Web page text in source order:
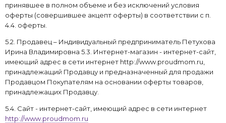
принявшее в полном объеме и без исключений условия
оферты (совершившее акцепт оферты) в соответствии с п.
4.4. оферты.
5.2. Продавец – Индивидуальный предприниматель Петухова
Ирина Владимировна 5.3. Интернет-магазин - интернет-сайт,
имеющий адрес в сети интернет http://www.proudmom.ru,
принадлежащий Продавцу и предназначенный для продажи
Продавцом Покупателям на основании оферты товаров,
принадлежащих Продавцу.
5.4. Сайт - интернет-сайт, имеющий адрес в сети интернет
http://www.proudmom.ru